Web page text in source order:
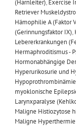
(Harnleiter), Exercise
Retriever
Hämophilie A (Faktor
(Gerinnungsfaktor IX),
Lebererkrankungen
Hermaphroditismus -
Hormonabhängige
Hyperurikosurie und
myoklonische
Larynxparalyse
Maligne Histiozytose
Maligne